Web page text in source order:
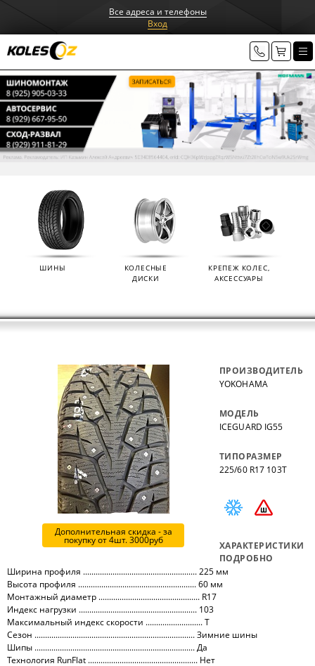
Все адреса и телефоны
Вход
ШИНЫ
КОЛЕСНЫЕ
ДИСКИ
КРЕПЕЖ КОЛЕС,
АКСЕССУАРЫ
Дополнительная скидка - за
покупку от 4шт. 3000руб
ПРОИЗВОДИТЕЛЬ
YOKOHAMA
МОДЕЛЬ
ICEGUARD IG55
ТИПОРАЗМЕР
225/60 R17 103T
ХАРАКТЕРИСТИКИ
ПОДРОБНО
Ширина профиля ...................................................... 225 мм
Высота профиля ........................................................ 60 мм
Монтажный диаметр ................................................ R17
Индекс нагрузки ........................................................ 103
Максимальный индекс скорости ........................... T
Сезон ............................................................................ Зимние шины
Шипы ............................................................................ Да
Технология RunFlat .................................................... Нет